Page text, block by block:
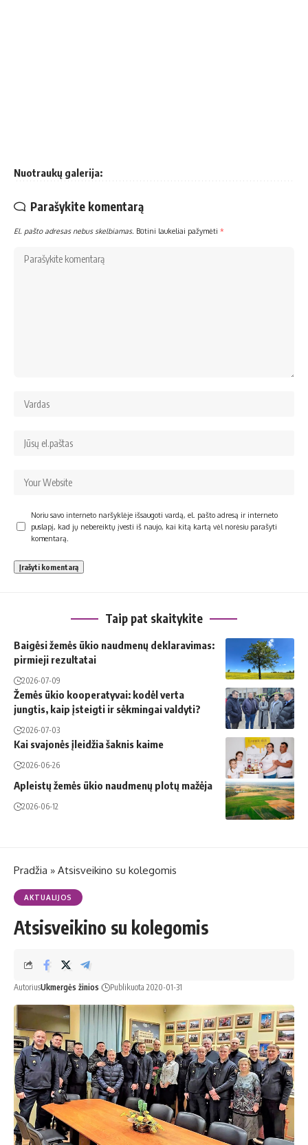
Nuotraukų galerija:
Parašykite komentarą
El. pašto adresas nebus skelbiamas. Būtini laukeliai pažymėti *
Noriu savo interneto naršyklėje išsaugoti vardą, el. pašto adresą ir interneto
puslapį, kad jų nebereiktų įvesti iš naujo, kai kitą kartą vėl norėsiu parašyti
komentarą.
Taip pat skaitykite
Baigėsi žemės ūkio naudmenų deklaravimas:
pirmieji rezultatai
2026-07-09
Žemės ūkio kooperatyvai: kodėl verta
jungtis, kaip įsteigti ir sėkmingai valdyti?
2026-07-03
Kai svajonės įleidžia šaknis kaime
2026-06-26
Apleistų žemės ūkio naudmenų plotų mažėja
2026-06-12
Pradžia » Atsisveikino su kolegomis
AKTUALIJOS
Atsisveikino su kolegomis
AutoriusUkmergės žinios Publikuota 2020-01-31